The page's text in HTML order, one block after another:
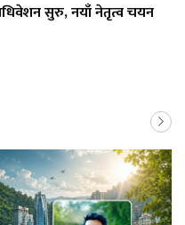
सुरु, नयाँ नेतृत्व चयन